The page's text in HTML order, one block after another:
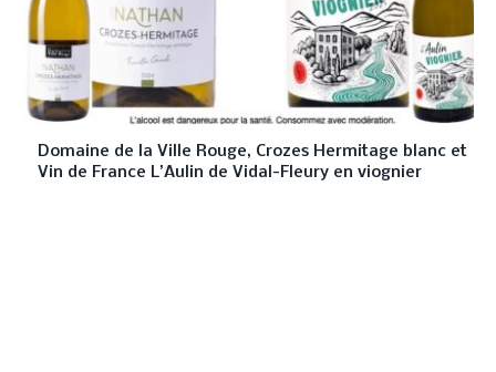
Domaine de la Ville Rouge, Crozes Hermitage blanc et
Vin de France L’Aulin de Vidal-Fleury en viognier